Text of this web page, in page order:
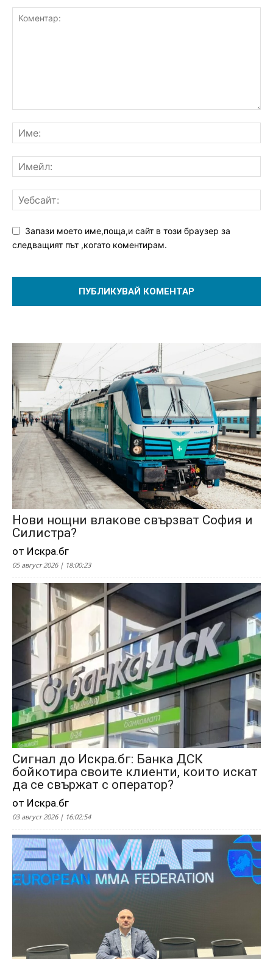
Запази моето име,поща,и сайт в този браузер за
следващият път ,когато коментирам.
Нови нощни влакове свързват София и
Силистра?
от Искра.бг
05 август 2026 | 18:00:23
Сигнал до Искра.бг: Банка ДСК
бойкотира своите клиенти, които искат
да се свържат с оператор?
от Искра.бг
03 август 2026 | 16:02:54